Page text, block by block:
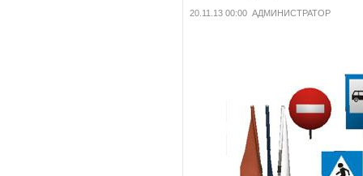
20.11.13 00:00 АДМИНИСТРАТОР